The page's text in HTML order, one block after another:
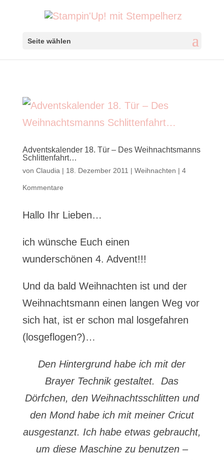
Seite wählen
Adventskalender 18. Tür – Des Weihnachtsmanns
Schlittenfahrt…
von Claudia | 18. Dezember 2011 | Weihnachten | 4
Kommentare
Hallo Ihr Lieben…
ich wünsche Euch einen
wunderschönen 4. Advent!!!
Und da bald Weihnachten ist und der
Weihnachtsmann einen langen Weg vor
sich hat, ist er schon mal losgefahren
(losgeflogen?)…
Den Hintergrund habe ich mit der
Brayer Technik gestaltet. Das
Dörfchen, den Weihnachtsschlitten und
den Mond habe ich mit meiner Cricut
ausgestanzt. Ich habe etwas gebraucht,
um diese Maschine zu benutzen –